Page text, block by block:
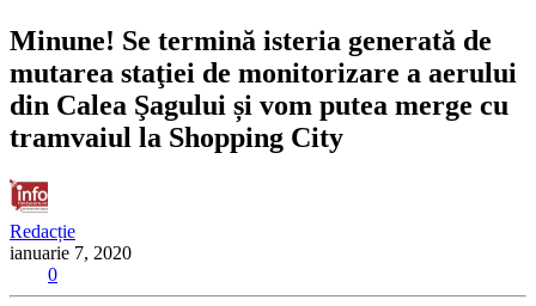
Minune! Se termină isteria generată de
mutarea staţiei de monitorizare a aerului
din Calea Şagului și vom putea merge cu
tramvaiul la Shopping City
Redacție
ianuarie 7, 2020
0